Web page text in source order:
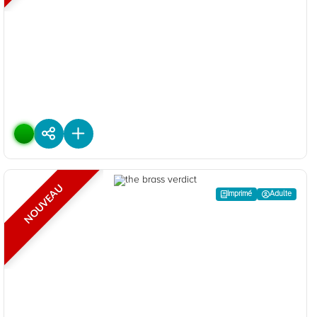
NOUVEAU Imprimé Adulte